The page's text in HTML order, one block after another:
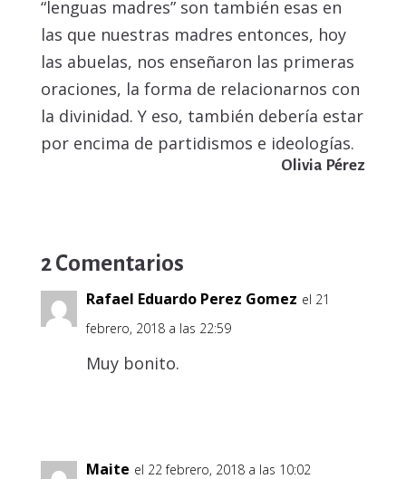
“lenguas madres” son también esas en
las que nuestras madres entonces, hoy
las abuelas, nos enseñaron las primeras
oraciones, la forma de relacionarnos con
la divinidad. Y eso, también debería estar
por encima de partidismos e ideologías.
Olivia Pérez
2 Comentarios
Rafael Eduardo Perez Gomez el 21
febrero, 2018 a las 22:59
Muy bonito.
Maite el 22 febrero, 2018 a las 10:02